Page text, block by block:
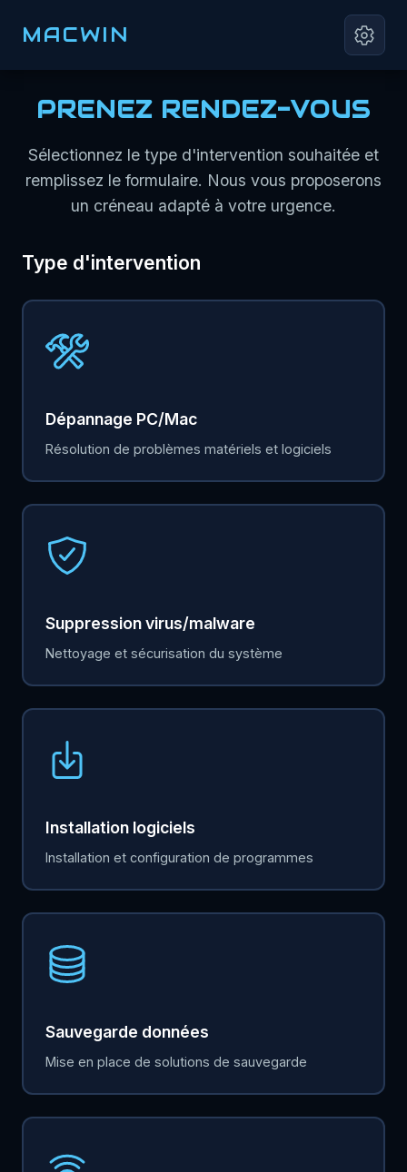
MACWIN
PRENEZ RENDEZ-VOUS
Sélectionnez le type d'intervention souhaitée et
remplissez le formulaire. Nous vous proposerons
un créneau adapté à votre urgence.
Type d'intervention
Dépannage PC/Mac
Résolution de problèmes matériels et logiciels
Suppression virus/malware
Nettoyage et sécurisation du système
Installation logiciels
Installation et configuration de programmes
Sauvegarde données
Mise en place de solutions de sauvegarde